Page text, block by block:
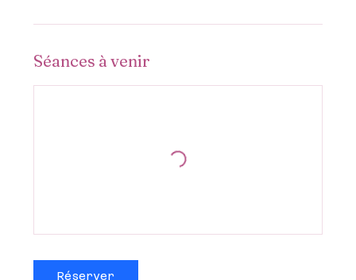
Séances à venir
Réserver